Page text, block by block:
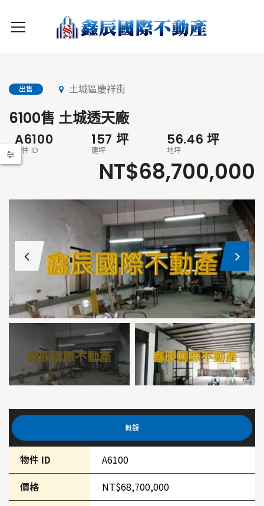
出售 土城區慶祥街
6100售 土城透天廠
A6100
物件 ID
157 坪
建坪
56.46 坪
地坪
NT$68,700,000
概觀
物件 ID
A6100
價格
NT$68,700,000